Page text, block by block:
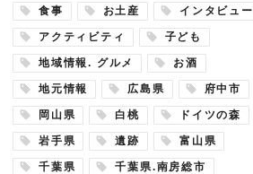
食事 お土産 インタビュー
アクティビティ 子ども
地域情報. グルメ お酒
地元情報 広島県 府中市
岡山県 白桃 ドイツの森
岩手県 遺跡 富山県
千葉県 千葉県.南房総市